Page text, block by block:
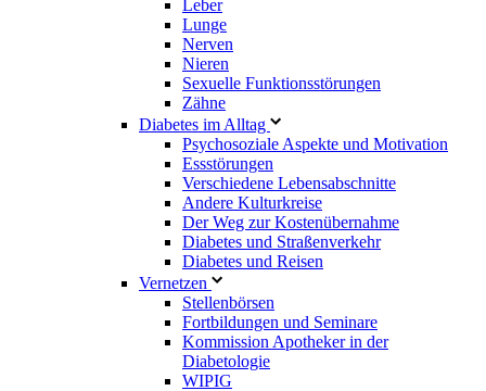
Leber
Lunge
Nerven
Nieren
Sexuelle Funktionsstörungen
Zähne
Diabetes im Alltag
Psychosoziale Aspekte und Motivation
Essstörungen
Verschiedene Lebensabschnitte
Andere Kulturkreise
Der Weg zur Kostenübernahme
Diabetes und Straßenverkehr
Diabetes und Reisen
Vernetzen
Stellenbörsen
Fortbildungen und Seminare
Kommission Apotheker in der
Diabetologie
WIPIG